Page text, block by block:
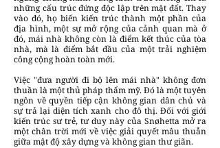
những cấu trúc đứng độc lập trên mặt đất. Thay
vào đó, họ biến kiến trúc thành một phần của
địa hình, một sự mở rộng của cảnh quan mà ở
đó, mái nhà không còn là điểm kết thúc của tòa
nhà, mà là điểm bắt đầu của một trải nghiệm
công cộng hoàn toàn mới.
Việc "đưa người đi bộ lên mái nhà" không đơn
thuần là một thủ pháp thẩm mỹ. Đó là một tuyên
ngôn về quyền tiếp cận không gian dân chủ và
sự trả lại diện tích xanh cho đô thị. Đối với giới
kiến trúc sư trẻ, tư duy này của Snøhetta mở ra
một chân trời mới về việc giải quyết mâu thuẫn
giữa mật độ xây dựng và không gian thư giãn.